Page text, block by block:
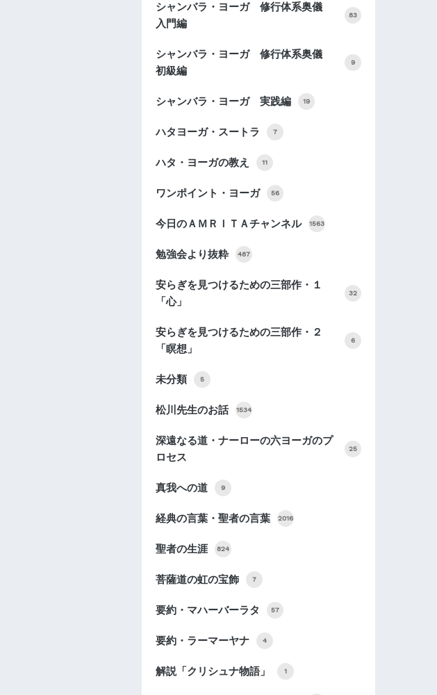
シャンバラ・ヨーガ 修行体系奥儀
入門編
83
シャンバラ・ヨーガ 修行体系奥儀
初級編
9
シャンバラ・ヨーガ 実践編 19
ハタヨーガ・スートラ 7
ハタ・ヨーガの教え 11
ワンポイント・ヨーガ 56
今日のＡＭＲＩＴＡチャンネル 1563
勉強会より抜粋 487
安らぎを見つけるための三部作・１
「心」
32
安らぎを見つけるための三部作・２
「瞑想」
6
未分類 5
松川先生のお話 1534
深遠なる道・ナーローの六ヨーガのプ
ロセス
25
真我への道 9
経典の言葉・聖者の言葉 2016
聖者の生涯 824
菩薩道の虹の宝飾 7
要約・マハーバーラタ 57
要約・ラーマーヤナ 4
解説「クリシュナ物語」 1